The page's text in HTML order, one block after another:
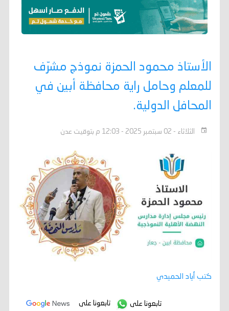
الأستاذ محمود الحمزة نموذج مشرّف
للمعلم وحامل راية محافظة أبين في
المحافل الدولية.
الثلاثاء - 02 سبتمبر 2025 - 12:03 م بتوقيت عدن
كتب أياد الحميدي
تابعونا على تابعونا على